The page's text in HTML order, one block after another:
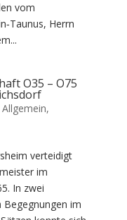
vom
Herrn
O35 – O75
Allgemein,
verteidigt
im
In zwei
im